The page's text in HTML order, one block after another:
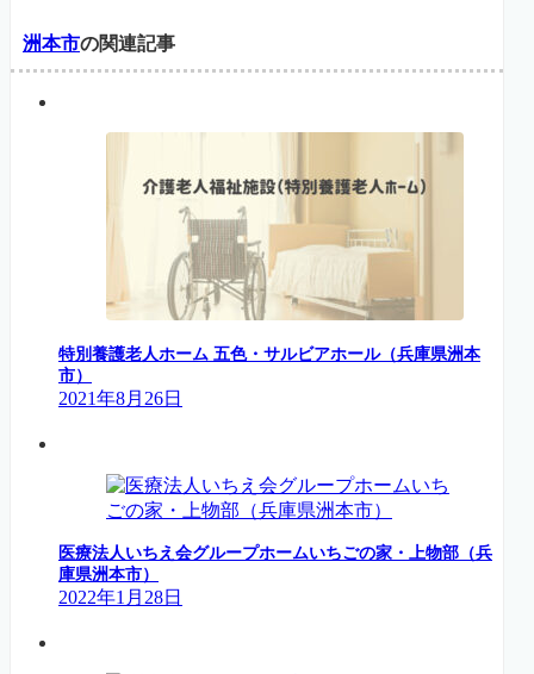
洲本市の関連記事
特別養護老人ホーム 五色・サルビアホール（兵庫県洲本
市）
2021年8月26日
医療法人いちえ会グループホームいちごの家・上物部（兵
庫県洲本市）
2022年1月28日